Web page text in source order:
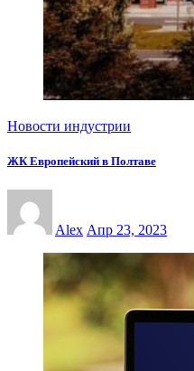
Новости индустрии
ЖК Европейский в Полтаве
Alex Апр 23, 2023